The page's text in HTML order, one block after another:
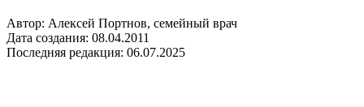
Автор: Алексей Портнов, семейный врач
Дата создания: 08.04.2011
Последняя редакция: 06.07.2025